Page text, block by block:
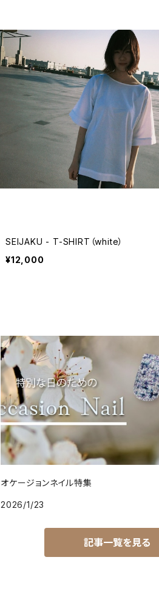
SEIJAKU - T-SHIRT（white）
¥12,000
オケージョンネイル特集
2026/1/23
記事一覧を見る